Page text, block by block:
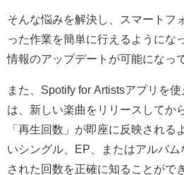
そんな悩みを解決し、スマートフ
った作業を簡単に行えるようにな
情報のアップデートが可能になっ
また、Spotify for Artistsアプリを
は、新しい楽曲をリリースしてか
「再生回数」が即座に反映される
いシングル、EP、またはアルバ
された回数を正確に知ることがで